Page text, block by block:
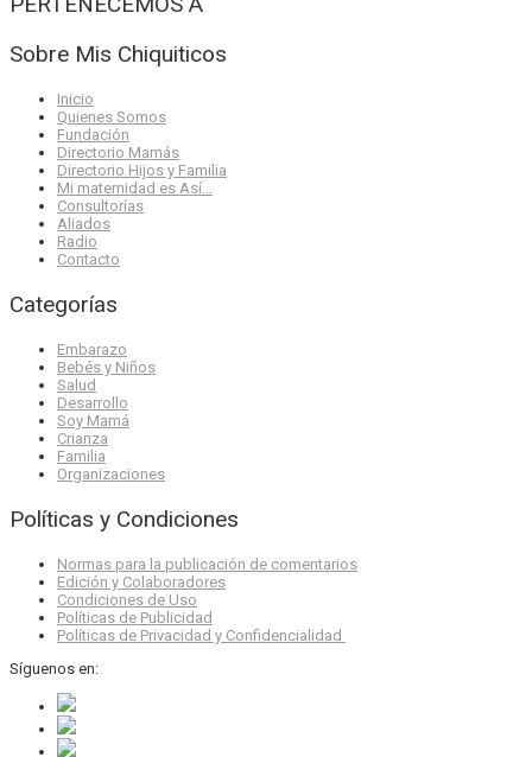
Sobre Mis Chiquiticos
Inicio
Quienes Somos
Fundación
Directorio Mamás
Directorio Hijos y Familia
Mi maternidad es Así…
Consultorías
Aliados
Radio
Contacto
Categorías
Embarazo
Bebés y Niños
Salud
Desarrollo
Soy Mamá
Crianza
Familia
Organizaciones
Políticas y Condiciones
Normas para la publicación de comentarios
Edición y Colaboradores
Condiciones de Uso
Políticas de Publicidad
Políticas de Privacidad y Confidencialidad
Síguenos en: